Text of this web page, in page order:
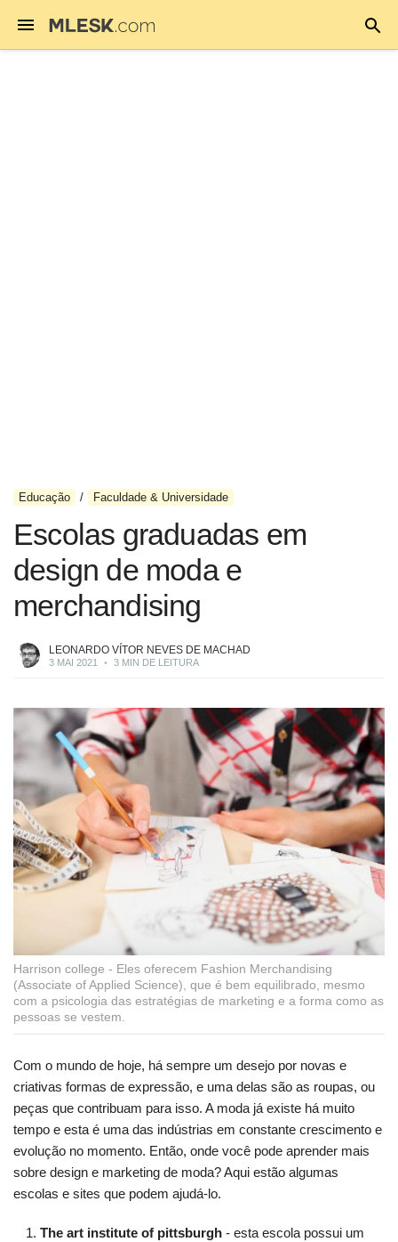
Educação Faculdade & Universidade
Escolas graduadas em
design de moda e
merchandising
LEONARDO VÍTOR NEVES DE MACHAD
3 MAI 2021 • 3 MIN DE LEITURA
Harrison college - Eles oferecem Fashion Merchandising
(Associate of Applied Science), que é bem equilibrado, mesmo
com a psicologia das estratégias de marketing e a forma como as
pessoas se vestem.
Com o mundo de hoje, há sempre um desejo por novas e
criativas formas de expressão, e uma delas são as roupas, ou
peças que contribuam para isso. A moda já existe há muito
tempo e esta é uma das indústrias em constante crescimento e
evolução no momento. Então, onde você pode aprender mais
sobre design e marketing de moda? Aqui estão algumas
escolas e sites que podem ajudá-lo.
The art institute of pittsburgh - esta escola possui um